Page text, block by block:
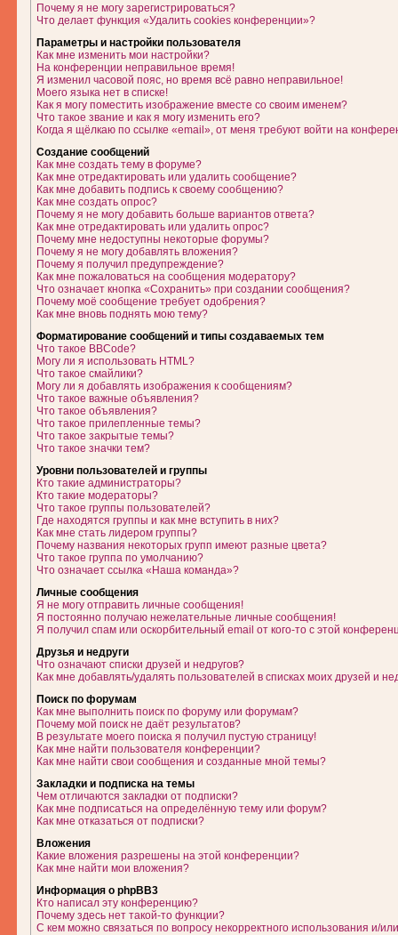
Почему я не могу зарегистрироваться?
Что делает функция «Удалить cookies конференции»?
Параметры и настройки пользователя
Как мне изменить мои настройки?
На конференции неправильное время!
Я изменил часовой пояс, но время всё равно неправильное!
Моего языка нет в списке!
Как я могу поместить изображение вместе со своим именем?
Что такое звание и как я могу изменить его?
Когда я щёлкаю по ссылке «email», от меня требуют войти на
Создание сообщений
Как мне создать тему в форуме?
Как мне отредактировать или удалить сообщение?
Как мне добавить подпись к своему сообщению?
Как мне создать опрос?
Почему я не могу добавить больше вариантов ответа?
Как мне отредактировать или удалить опрос?
Почему мне недоступны некоторые форумы?
Почему я не могу добавлять вложения?
Почему я получил предупреждение?
Как мне пожаловаться на сообщения модератору?
Что означает кнопка «Сохранить» при создании сообщения?
Почему моё сообщение требует одобрения?
Как мне вновь поднять мою тему?
Форматирование сообщений и типы создаваемых тем
Что такое BBCode?
Могу ли я использовать HTML?
Что такое смайлики?
Могу ли я добавлять изображения к сообщениям?
Что такое важные объявления?
Что такое объявления?
Что такое прилепленные темы?
Что такое закрытые темы?
Что такое значки тем?
Уровни пользователей и группы
Кто такие администраторы?
Кто такие модераторы?
Что такое группы пользователей?
Где находятся группы и как мне вступить в них?
Как мне стать лидером группы?
Почему названия некоторых групп имеют разные цвета?
Что такое группа по умолчанию?
Что означает ссылка «Наша команда»?
Личные сообщения
Я не могу отправить личные сообщения!
Я постоянно получаю нежелательные личные сообщения!
Я получил спам или оскорбительный email от кого-то с этой
Друзья и недруги
Что означают списки друзей и недругов?
Как мне добавлять/удалять пользователей в списках моих друзей и
Поиск по форумам
Как мне выполнить поиск по форуму или форумам?
Почему мой поиск не даёт результатов?
В результате моего поиска я получил пустую страницу!
Как мне найти пользователя конференции?
Как мне найти свои сообщения и созданные мной темы?
Закладки и подписка на темы
Чем отличаются закладки от подписки?
Как мне подписаться на определённую тему или форум?
Как мне отказаться от подписки?
Вложения
Какие вложения разрешены на этой конференции?
Как мне найти мои вложения?
Информация о phpBB3
Кто написал эту конференцию?
Почему здесь нет такой-то функции?
С кем можно связаться по вопросу некорректного использования и/